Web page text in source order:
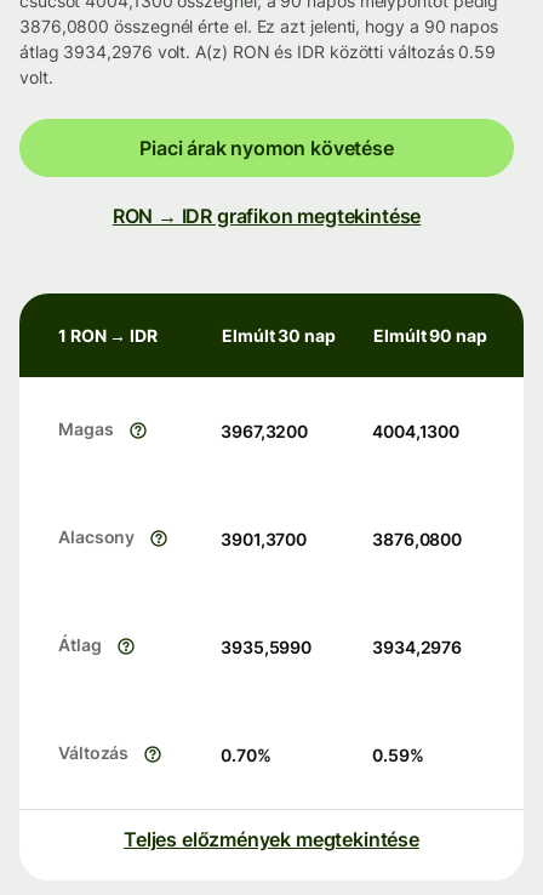
3876,0800 összegnél érte el. Ez azt jelenti, hogy a 90 napos
átlag 3934,2976 volt. A(z) RON és IDR közötti változás 0.59
volt.
Piaci árak nyomon követése
RON → IDR grafikon megtekintése
1 RON → IDR Elmúlt 30 nap Elmúlt 90 nap
Magas 3967,3200 4004,1300
Alacsony 3901,3700 3876,0800
Átlag 3935,5990 3934,2976
Változás 0.70% 0.59%
Teljes előzmények megtekintése